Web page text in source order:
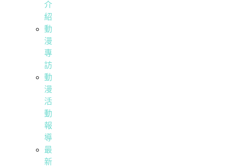
介
紹
動
漫
專
訪
動
漫
活
動
報
導
最
新